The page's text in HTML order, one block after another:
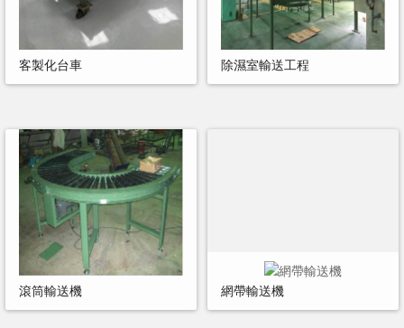
客製化台車 除濕室輸送工程
滾筒輸送機 網帶輸送機